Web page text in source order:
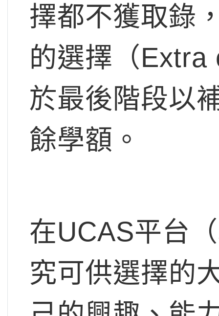
擇都不獲取錄
的選擇（Extra
於最後階段以
餘學額。
在UCAS平台
究可供選擇的